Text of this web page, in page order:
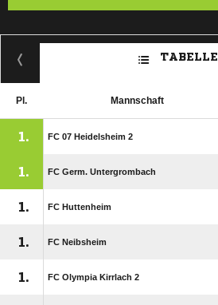
TABELLE
Pl. Mannschaft
1. FC 07 Heidelsheim 2
1. FC Germ. Untergrombach
1. FC Huttenheim
1. FC Neibsheim
1. FC Olympia Kirrlach 2